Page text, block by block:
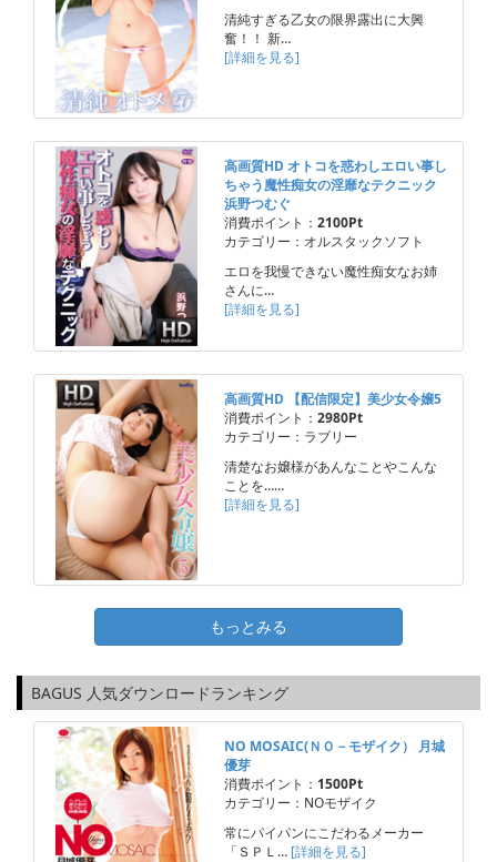
清純すぎる乙女の限界露出に大興
奮！！ 新…
[詳細を見る]
高画質HD オトコを惑わしエロい事し
ちゃう魔性痴女の淫靡なテクニック
浜野つむぐ
消費ポイント： 2100Pt
カテゴリー：オルスタックソフト
エロを我慢できない魔性痴女なお姉
さんに…
[詳細を見る]
高画質HD 【配信限定】美少女令嬢5
消費ポイント： 2980Pt
カテゴリー：ラブリー
清楚なお嬢様があんなことやこんな
ことを……
[詳細を見る]
もっとみる
BAGUS 人気ダウンロードランキング
NO MOSAIC(ＮＯ－モザイク） 月城
優芽
消費ポイント： 1500Pt
カテゴリー：NOモザイク
常にパイパンにこだわるメーカー
「ＳＰＬ… [詳細を見る]